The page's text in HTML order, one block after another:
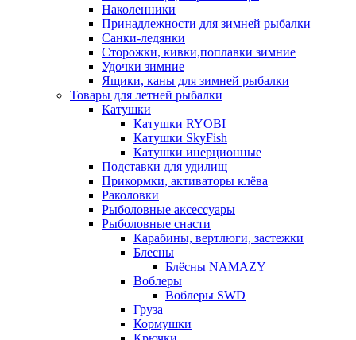
Наколенники
Принадлежности для зимней рыбалки
Санки-ледянки
Сторожки, кивки,поплавки зимние
Удочки зимние
Ящики, каны для зимней рыбалки
Товары для летней рыбалки
Катушки
Катушки RYOBI
Катушки SkyFish
Катушки инерционные
Подставки для удилищ
Прикормки, активаторы клёва
Раколовки
Рыболовные аксессуары
Рыболовные снасти
Карабины, вертлюги, застежки
Блесны
Блёсны NAMAZY
Воблеры
Воблеры SWD
Груза
Кормушки